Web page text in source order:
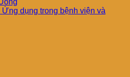
dụng trong bệnh viện và